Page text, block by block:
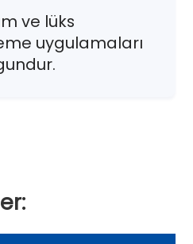
ve lüks
uygulamaları